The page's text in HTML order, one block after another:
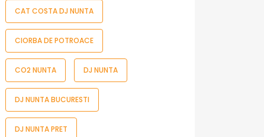
CAT COSTA DJ NUNTA
CIORBA DE POTROACE
CO2 NUNTA DJ NUNTA
DJ NUNTA BUCURESTI
DJ NUNTA PRET